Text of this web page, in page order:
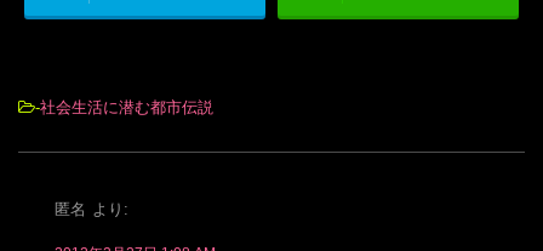
-社会生活に潜む都市伝説
匿名 より: